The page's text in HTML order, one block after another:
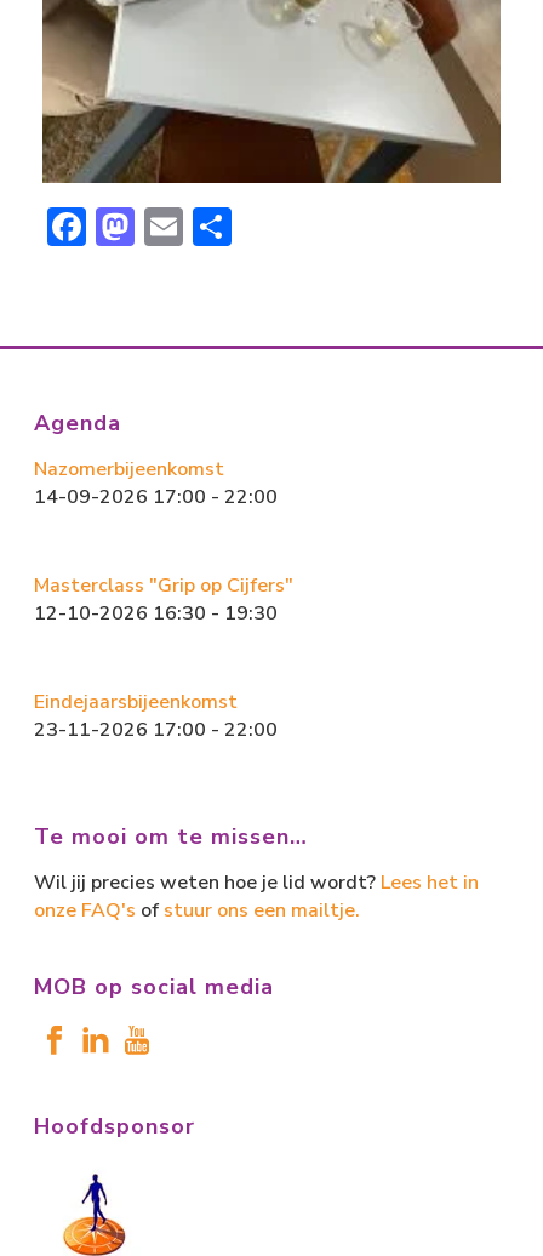
F
b
ok
M
o
n
E
l n
Agenda
Nazomerbijeenkomst
14-09-2026 17:00 - 22:00
Masterclass "Grip op Cijfers"
12-10-2026 16:30 - 19:30
Eindejaarsbijeenkomst
23-11-2026 17:00 - 22:00
Te mooi om te missen…
Wil jij precies weten hoe je lid wordt? Lees het in
onze FAQ's of stuur ons een mailtje.
MOB op social media
Hoofdsponsor